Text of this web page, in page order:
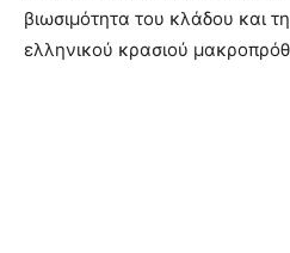
βιωσιμότητα του κλάδου και
ελληνικού κρασιού